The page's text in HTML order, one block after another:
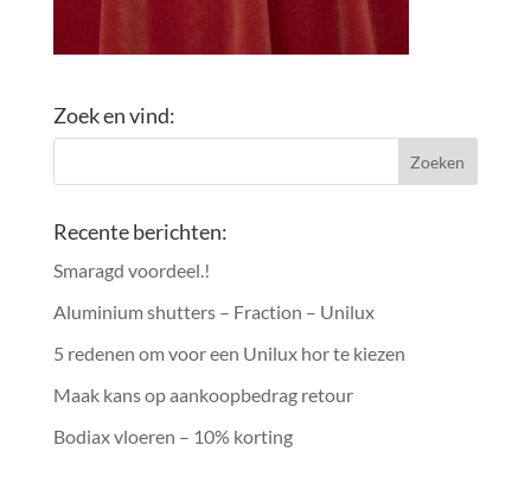
Zoek en vind:
Recente berichten:
Smaragd voordeel.!
Aluminium shutters – Fraction – Unilux
5 redenen om voor een Unilux hor te kiezen
Maak kans op aankoopbedrag retour
Bodiax vloeren – 10% korting